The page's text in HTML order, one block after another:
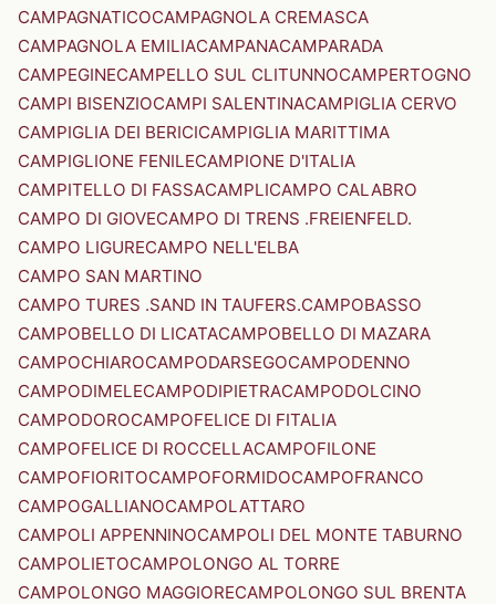
CAMPAGNATICOCAMPAGNOLA CREMASCA
CAMPAGNOLA EMILIACAMPANACAMPARADA
CAMPEGINECAMPELLO SUL CLITUNNOCAMPERTOGNO
CAMPI BISENZIOCAMPI SALENTINACAMPIGLIA CERVO
CAMPIGLIA DEI BERICICAMPIGLIA MARITTIMA
CAMPIGLIONE FENILECAMPIONE D'ITALIA
CAMPITELLO DI FASSACAMPLICAMPO CALABRO
CAMPO DI GIOVECAMPO DI TRENS .FREIENFELD.
CAMPO LIGURECAMPO NELL'ELBA
CAMPO SAN MARTINO
CAMPO TURES .SAND IN TAUFERS.CAMPOBASSO
CAMPOBELLO DI LICATACAMPOBELLO DI MAZARA
CAMPOCHIAROCAMPODARSEGOCAMPODENNO
CAMPODIMELECAMPODIPIETRACAMPODOLCINO
CAMPODOROCAMPOFELICE DI FITALIA
CAMPOFELICE DI ROCCELLACAMPOFILONE
CAMPOFIORITOCAMPOFORMIDOCAMPOFRANCO
CAMPOGALLIANOCAMPOLATTARO
CAMPOLI APPENNINOCAMPOLI DEL MONTE TABURNO
CAMPOLIETOCAMPOLONGO AL TORRE
CAMPOLONGO MAGGIORECAMPOLONGO SUL BRENTA